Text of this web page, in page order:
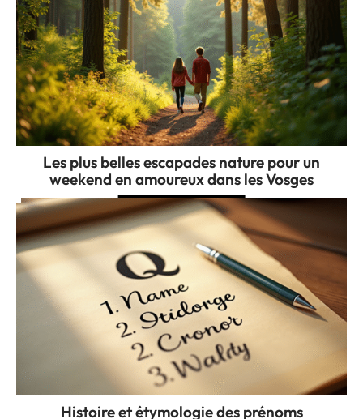
Les plus belles escapades nature pour un
weekend en amoureux dans les Vosges
Histoire et étymologie des prénoms